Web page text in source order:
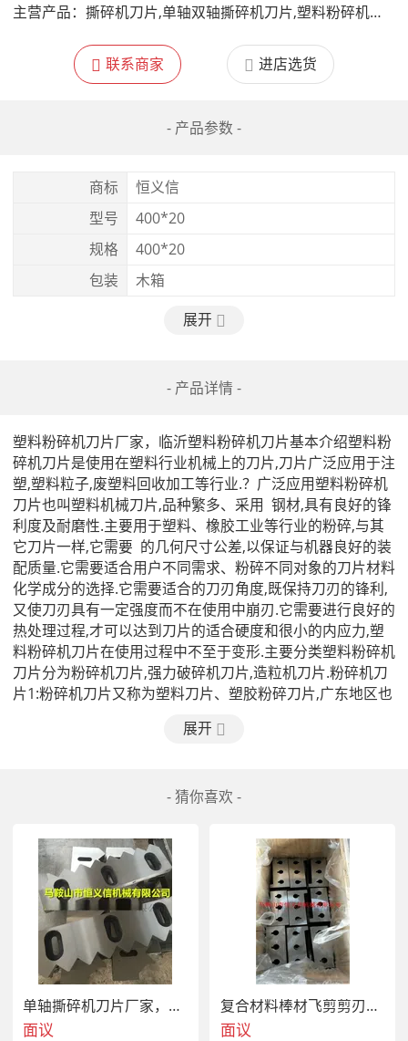
主营产品： 撕碎机刀片,单轴双轴撕碎机刀片,塑料粉碎机刀片,剪板机刀片生产厂家,鳄鱼剪刀片,飞剪剪刃,冷剪剪刃,飞剪刀片,轧 片,联合冲剪机刀板,破碎机刀片,四轴破碎机刀片
联系商家 进店选货
- 产品参数 -
商标
恒义信
型号
400*20
规格
400*20
包装
木箱
展开
- 产品详情 -
塑料粉碎机刀片厂家，临沂塑料粉碎机刀片基本介绍塑料粉
碎机刀片是使用在塑料行业机械上的刀片,刀片广泛应用于注
塑,塑料粒子,废塑料回收加工等行业.？广泛应用塑料粉碎机
刀片也叫塑料机械刀片,品种繁多、采用  钢材,具有良好的锋
利度及耐磨性.主要用于塑料、橡胶工业等行业的粉碎,与其
它刀片一样,它需要  的几何尺寸公差,以保证与机器良好的装
配质量.它需要适合用户不同需求、粉碎不同对象的刀片材料
化学成分的选择.它需要适合的刀刃角度,既保持刀刃的锋利,
又使刀刃具有一定强度而不在使用中崩刃.它需要进行良好的
热处理过程,才可以达到刀片的适合硬度和很小的内应力,塑
料粉碎机刀片在使用过程中不至于变形.主要分类塑料粉碎机
刀片分为粉碎机刀片,强力破碎机刀片,造粒机刀片.粉碎机刀
片1:粉碎机刀片又称为塑料刀片、塑胶粉碎刀片,广东地区也
械刀片.2:粉碎机刀片采用平刀设计,分为粉碎动刀和定刀,一
的,可以调节粉碎动刀来控制粉碎粒的大小.3:粉碎机刀片适
片分为全  片和镶  片两种.4:粉碎机刀片有全  片和镶  片两
种,热处理硬度HRC52-55度,技术要求:抗冲击,耐磨,耐高温.强
力破碎机刀片1:强力破碎机刀片是安装在强力破碎机上,用于
大型塑料粉碎的一种机械刀片.2:强力破碎机刀片由定刀,  ,螺
旋滚刀组成,由  ,螺旋滚刀高速旋转刀片来破碎塑料制品,有生
产效率高,颗粒均匀等特点,强力破碎机刀片组合结构制造工
艺比平刀复杂.3:强力破碎机刀片适合破碎片材、管材、型
材、板材及包装材料等大多数塑料制品.4:强力破碎机刀片有
全  片和镶  片两种,热处理硬度HRC55-58度,技术要求:抗冲
击,耐磨,耐高温.造粒机刀片1:造粒机刀片又称切粒机刀片,是
展开
- 猜你喜欢 -
单轴撕碎机刀片厂家，撕碎机定刀片，双轴撕碎机动刀片
面议
复合材料棒材飞剪剪刃，飞剪刀片厂家
面议